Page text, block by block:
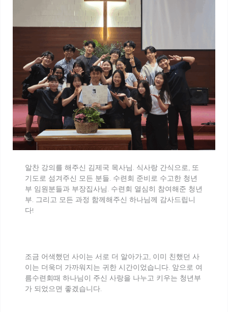
알찬 강의를 해주신 김제국 목사님. 식사랑 간식으로, 또
기도로 섬겨주신 모든 분들. 수련회 준비로 수고한 청년
부 임원분들과 부장집사님. 수련회 열심히 참여해준 청년
부. 그리고 모든 과정 함께해주신 하나님께 감사드립니
다!
조금 어색했던 사이는 서로 더 알아가고, 이미 친했던 사
이는 더욱더 가까워지는 귀한 시간이었습니다. 앞으로 여
름수련회때 하나님이 주신 사랑을 나누고 키우는 청년부
가 되었으면 좋겠습니다.